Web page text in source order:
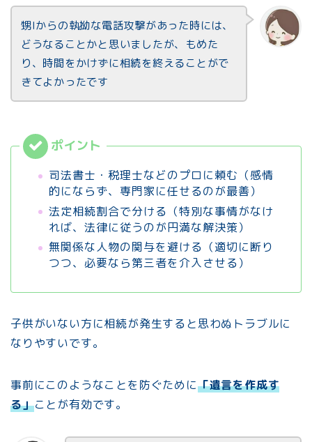
甥Iからの執拗な電話攻撃があった時には、
どうなることかと思いましたが、もめた
り、時間をかけずに相続を終えることがで
きてよかったです
司法書士・税理士などのプロに頼む（感情
的にならず、専門家に任せるのが最善）
法定相続割合で分ける（特別な事情がなけ
れば、法律に従うのが円満な解決策）
無関係な人物の関与を避ける（適切に断り
つつ、必要なら第三者を介入させる）
子供がいない方に相続が発生すると思わぬトラブルに
なりやすいです。
事前にこのようなことを防ぐために「遺言を作成す
る」ことが有効です。